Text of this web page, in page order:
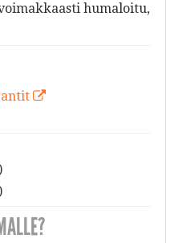
humaloitu,